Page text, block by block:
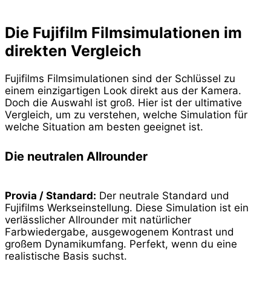
Die Fujifilm Filmsimulationen im
direkten Vergleich
Fujifilms Filmsimulationen sind der Schlüssel zu
einem einzigartigen Look direkt aus der Kamera.
Doch die Auswahl ist groß. Hier ist der ultimative
Vergleich, um zu verstehen, welche Simulation für
welche Situation am besten geeignet ist.
Die neutralen Allrounder
Provia / Standard: Der neutrale Standard und
Fujifilms Werkseinstellung. Diese Simulation ist ein
verlässlicher Allrounder mit natürlicher
Farbwiedergabe, ausgewogenem Kontrast und
großem Dynamikumfang. Perfekt, wenn du eine
realistische Basis suchst.